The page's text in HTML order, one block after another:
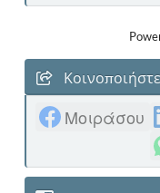
Μοιράσου